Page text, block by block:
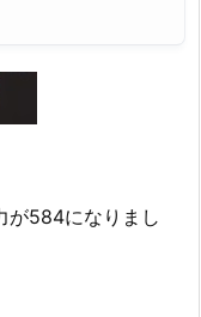
が584になりまし